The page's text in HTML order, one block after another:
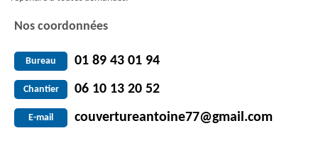
Nos coordonnées
Bureau 01 89 43 01 94
Chantier 06 10 13 20 52
E-mail couvertureantoine77@gmail.com